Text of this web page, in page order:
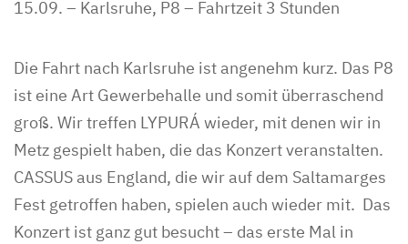
15.09. – Karlsruhe, P8 – Fahrtzeit 3 Stunden
Die Fahrt nach Karlsruhe ist angenehm kurz. Das P8
ist eine Art Gewerbehalle und somit überraschend
groß. Wir treffen LYPURÁ wieder, mit denen wir in
Metz gespielt haben, die das Konzert veranstalten.
CASSUS aus England, die wir auf dem Saltamarges
Fest getroffen haben, spielen auch wieder mit. Das
Konzert ist ganz gut besucht – das erste Mal in